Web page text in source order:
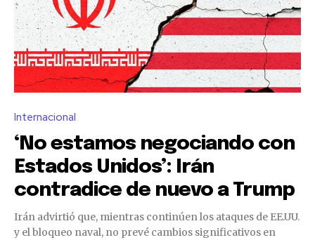
Internacional
‘No estamos negociando con
Estados Unidos’: Irán
contradice de nuevo a Trump
Irán advirtió que, mientras continúen los ataques de EE.UU.
y el bloqueo naval, no prevé cambios significativos en